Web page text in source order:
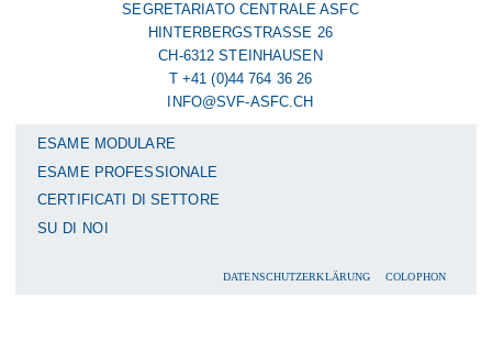
SEGRETARIATO CENTRALE ASFC
HINTERBERGSTRASSE 26
CH-6312 STEINHAUSEN
T +41 (0)44 764 36 26
INFO@SVF-ASFC.CH
ESAME MODULARE
ESAME PROFESSIONALE
CERTIFICATI DI SETTORE
SU DI NOI
COLOPHON
DATENSCHUTZERKLÄRUNG